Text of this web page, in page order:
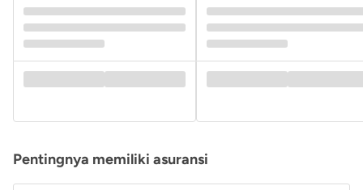
Pentingnya memiliki asuransi